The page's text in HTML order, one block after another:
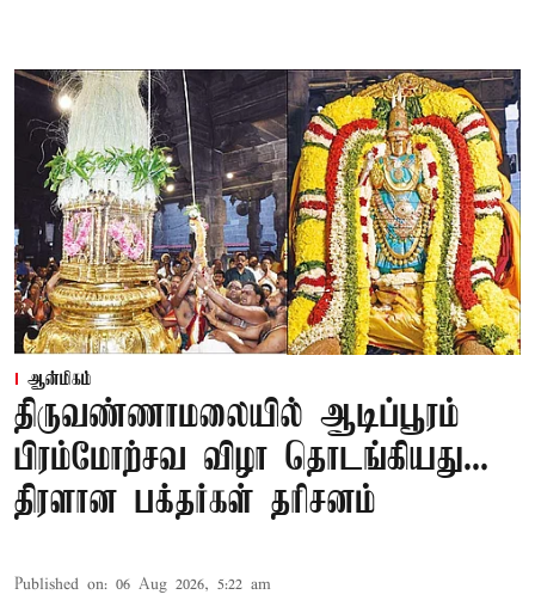
ஆன்மிகம்
திருவண்ணாமலையில் ஆடிப்பூரம்
பிரம்மோற்சவ விழா தொடங்கியது...
திரளான பக்தர்கள் தரிசனம்
Published on: 06 Aug 2026, 5:22 am